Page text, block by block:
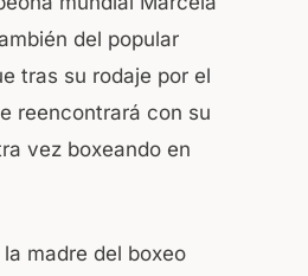
del popular
tras su rodaje por el
reencontrará con su
vez boxeando en
madre del boxeo